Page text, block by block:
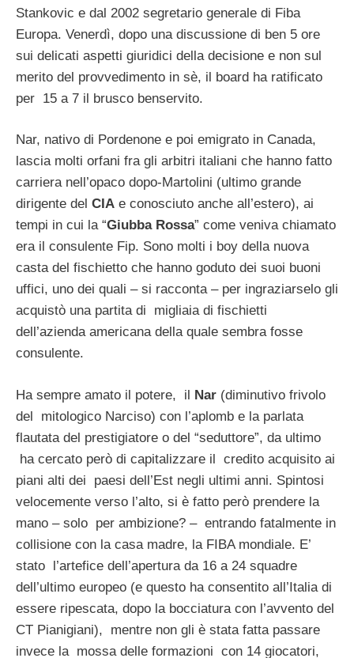
Stankovic e dal 2002 segretario generale di Fiba
Europa. Venerdì, dopo una discussione di ben 5 ore
sui delicati aspetti giuridici della decisione e non sul
merito del provvedimento in sè, il board ha ratificato
per 15 a 7 il brusco benservito.
Nar, nativo di Pordenone e poi emigrato in Canada,
lascia molti orfani fra gli arbitri italiani che hanno fatto
carriera nell’opaco dopo-Martolini (ultimo grande
dirigente del CIA e conosciuto anche all’estero), ai
tempi in cui la “Giubba Rossa” come veniva chiamato
era il consulente Fip. Sono molti i boy della nuova
casta del fischietto che hanno goduto dei suoi buoni
uffici, uno dei quali – si racconta – per ingraziarselo gli
acquistò una partita di migliaia di fischietti
dell’azienda americana della quale sembra fosse
consulente.
Ha sempre amato il potere, il Nar (diminutivo frivolo
del mitologico Narciso) con l’aplomb e la parlata
flautata del prestigiatore o del “seduttore”, da ultimo
ha cercato però di capitalizzare il credito acquisito ai
piani alti dei paesi dell’Est negli ultimi anni. Spintosi
velocemente verso l’alto, si è fatto però prendere la
mano – solo per ambizione? – entrando fatalmente in
collisione con la casa madre, la FIBA mondiale. E’
stato l’artefice dell’apertura da 16 a 24 squadre
dell’ultimo europeo (e questo ha consentito all’Italia di
essere ripescata, dopo la bocciatura con l’avvento del
CT Pianigiani), mentre non gli è stata fatta passare
invece la mossa delle formazioni con 14 giocatori,